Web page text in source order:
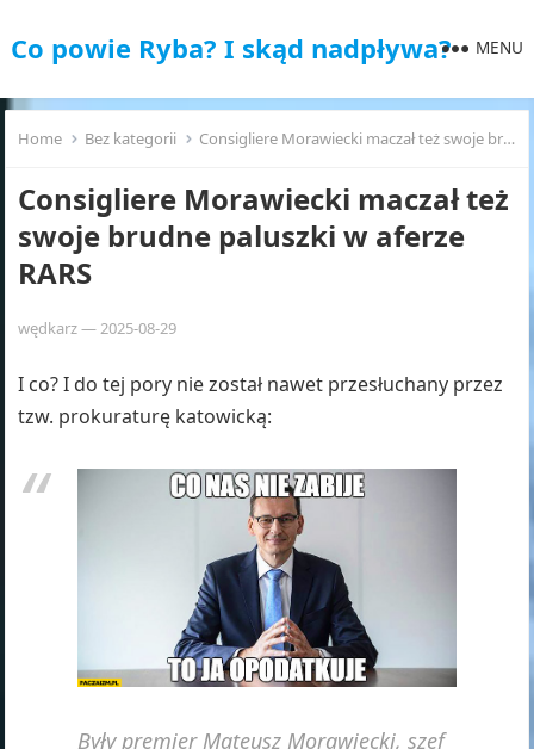
Co powie Ryba? I skąd nadpływa? MENU
Home Bez kategorii Consigliere Morawiecki maczał też swoje brudne paluszki w aferze RARS
Consigliere Morawiecki maczał też
swoje brudne paluszki w aferze
RARS
wędkarz—2025-08-29
I co? I do tej pory nie został nawet przesłuchany przez
tzw. prokuraturę katowicką:
Były premier Mateusz Morawiecki, szef